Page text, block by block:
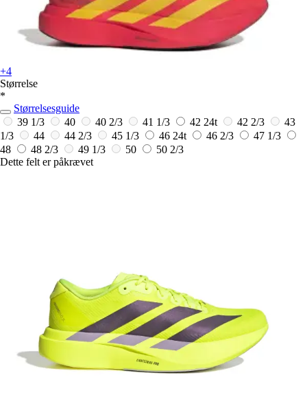
+4
Størrelse
*
Størrelsesguide
39 1/3
40 40 2/3 41 1/3 42 24t 42 2/3
43
1/3
44 44 2/3 45 1/3 46 24t 46 2/3
47 1/3
48
48 2/3 49 1/3 50
50 2/3
Dette felt er påkrævet